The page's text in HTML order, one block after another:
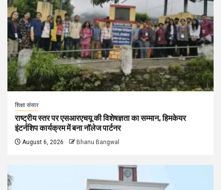
शिक्षा संसार
राष्ट्रीय स्तर पर एसआरएचयू की विशेषज्ञता का सम्मान, हिमकेयर
इंटर्नशिप कार्यक्रम में बना नॉलेज पार्टनर
August 6, 2026 Bhanu Bangwal